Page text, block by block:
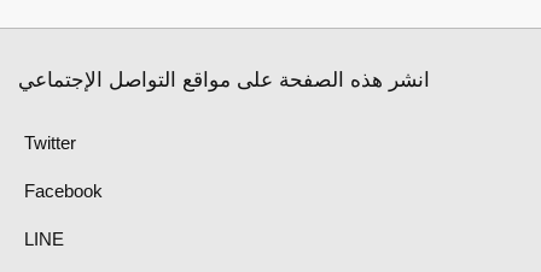
انشر هذه الصفحة على مواقع التواصل الإجتماعي
Twitter
Facebook
LINE